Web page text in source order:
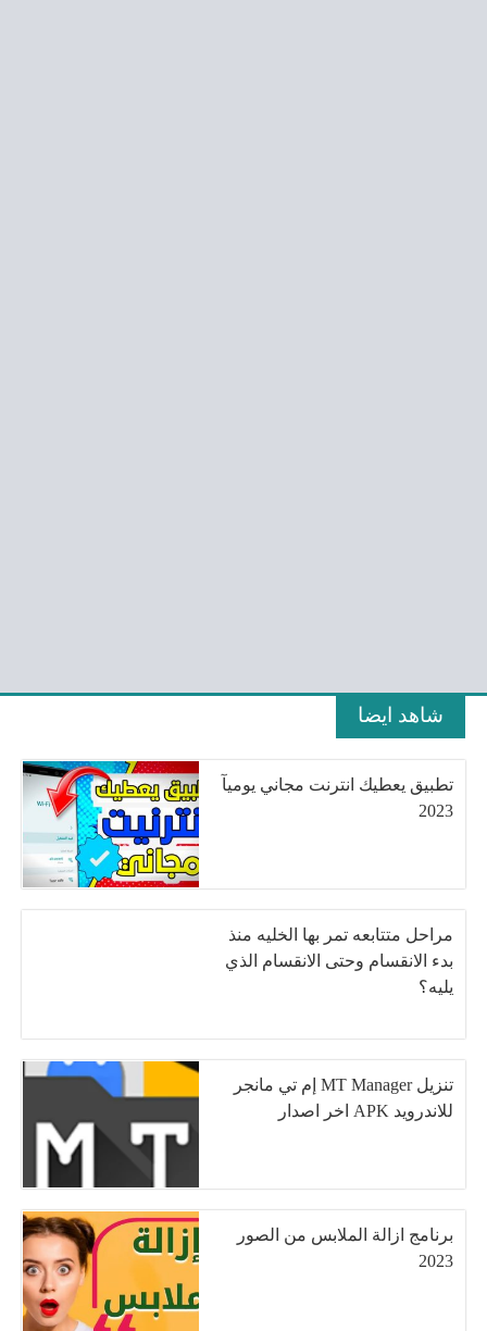
شاهد ايضا
تطبيق يعطيك انترنت مجاني يوميآ
2023
مراحل متتابعه تمر بها الخليه منذ
بدء الانقسام وحتى الانقسام الذي
يليه؟
تنزيل MT Manager إم تي مانجر
للاندرويد APK اخر اصدار
برنامج ازالة الملابس من الصور
2023